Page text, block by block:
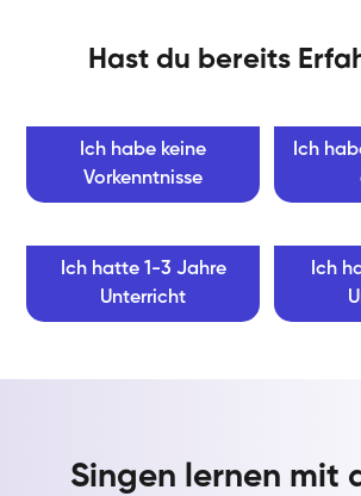
Hast du bereits
Ich habe keine
Vorkenntnisse
Ich
Ich hatte 1-3 Jahre
Unterricht
Ich
Singen lernen mit